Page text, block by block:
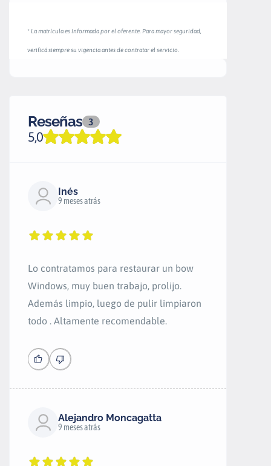
* La matrícula es informada por el oferente. Para mayor seguridad,
verificá siempre su vigencia antes de contratar el servicio.
Reseñas 3
5,0
Inés
9 meses atrás
Lo contratamos para restaurar un bow
Windows, muy buen trabajo, prolijo.
Además limpio, luego de pulir limpiaron
todo . Altamente recomendable.
Alejandro Moncagatta
9 meses atrás